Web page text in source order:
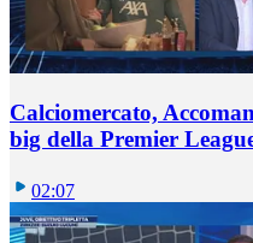
Calciomercato,
big della Premier
02:07